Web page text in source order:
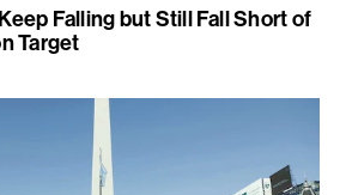
Falling but Still Fall Short of
Target